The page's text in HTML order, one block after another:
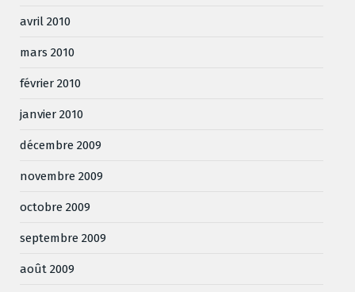
avril 2010
mars 2010
février 2010
janvier 2010
décembre 2009
novembre 2009
octobre 2009
septembre 2009
août 2009